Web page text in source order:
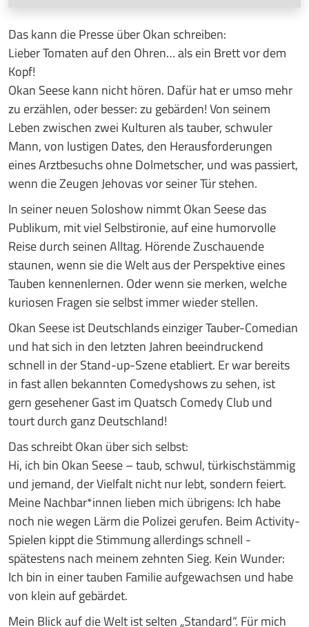
Das kann die Presse über Okan schreiben:
Lieber Tomaten auf den Ohren… als ein Brett vor dem
Kopf!
Okan Seese kann nicht hören. Dafür hat er umso mehr
zu erzählen, oder besser: zu gebärden! Von seinem
Leben zwischen zwei Kulturen als tauber, schwuler
Mann, von lustigen Dates, den Herausforderungen
eines Arztbesuchs ohne Dolmetscher, und was passiert,
wenn die Zeugen Jehovas vor seiner Tür stehen.
In seiner neuen Soloshow nimmt Okan Seese das
Publikum, mit viel Selbstironie, auf eine humorvolle
Reise durch seinen Alltag. Hörende Zuschauende
staunen, wenn sie die Welt aus der Perspektive eines
Tauben kennenlernen. Oder wenn sie merken, welche
kuriosen Fragen sie selbst immer wieder stellen.
Okan Seese ist Deutschlands einziger Tauber-Comedian
und hat sich in den letzten Jahren beeindruckend
schnell in der Stand-up-Szene etabliert. Er war bereits
in fast allen bekannten Comedyshows zu sehen, ist
gern gesehener Gast im Quatsch Comedy Club und
tourt durch ganzDeutschland!
Das schreibt Okan über sich selbst:
Hi, ich bin Okan Seese – taub, schwul, türkischstämmig
und jemand, der Vielfalt nicht nur lebt, sondern feiert.
Meine Nachbar*innen lieben mich übrigens: Ich habe
noch nie wegen Lärm die Polizei gerufen. Beim Activity-
Spielen kippt die Stimmung allerdings schnell -
spätestens nach meinem zehnten Sieg. Kein Wunder:
Ich bin in einer tauben Familie aufgewachsen und habe
von klein auf gebärdet.
Mein Blick auf die Welt ist selten „Standard“. Für mich